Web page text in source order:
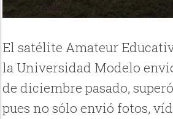
El satélite Amateur
la Universidad Modelo
de diciembre pasado,
pues no sólo envió fotos,